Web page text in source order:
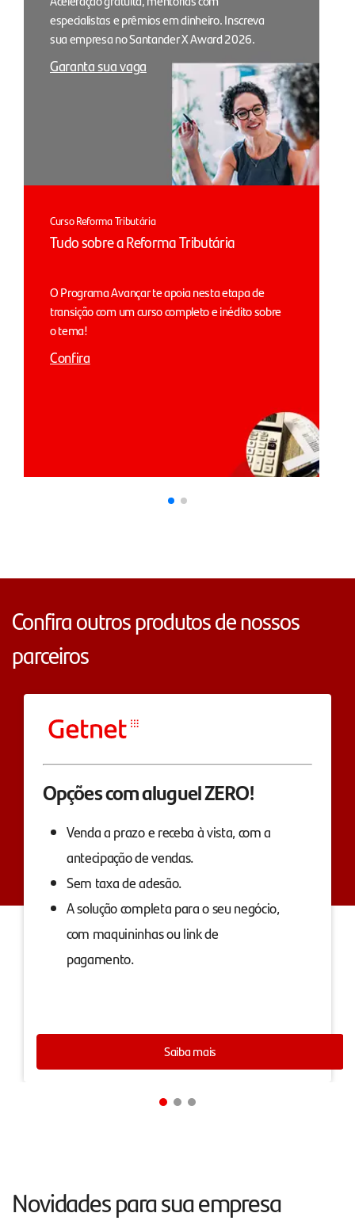
especialistas e prêmios em dinheiro. Inscreva
sua empresa no Santander X Award 2026.
Garanta sua vaga
Curso Reforma Tributária
Tudo sobre a Reforma Tributária
O Programa Avançar te apoia nesta etapa de
transição com um curso completo e inédito sobre
o tema!
Confira
Confira outros produtos de nossos
parceiros
Opções com aluguel ZERO!
Venda a prazo e receba à vista, com a
antecipação de vendas.
Sem taxa de adesão.
A solução completa para o seu negócio,
com maquininhas ou link de
pagamento.
Saiba mais
Novidades para sua empresa